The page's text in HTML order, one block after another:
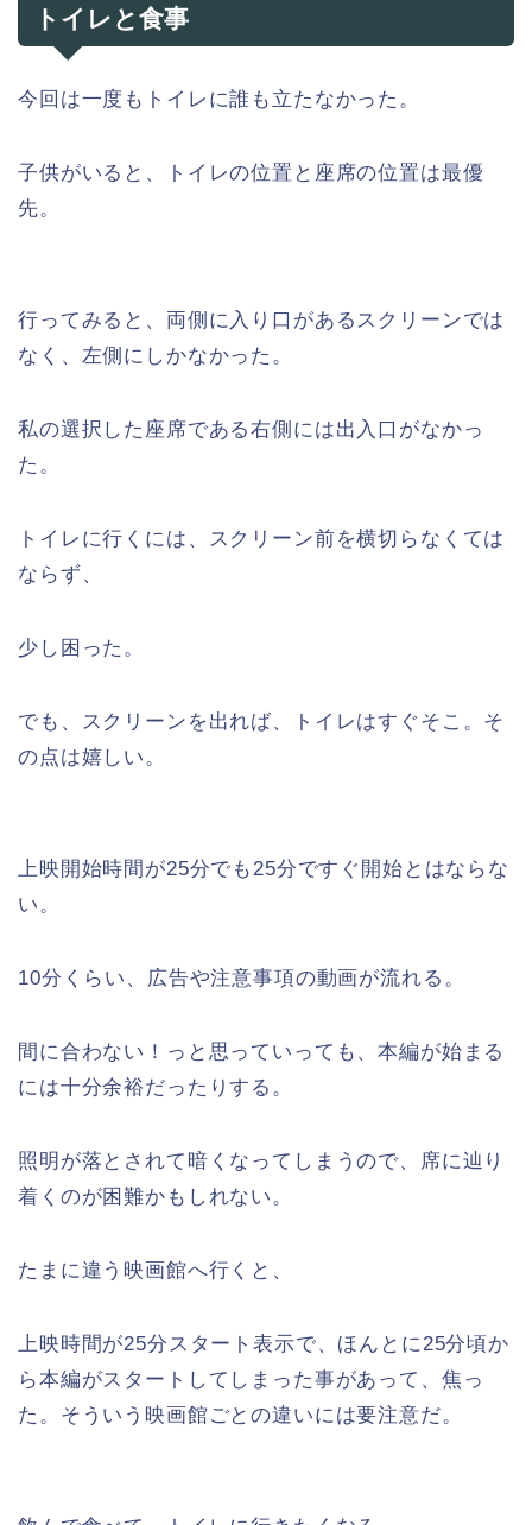
トイレと食事
今回は一度もトイレに誰も立たなかった。
子供がいると、トイレの位置と座席の位置は最優
先。
行ってみると、両側に入り口があるスクリーンでは
なく、左側にしかなかった。
私の選択した座席である右側には出入口がなかっ
た。
トイレに行くには、スクリーン前を横切らなくては
ならず、
少し困った。
でも、スクリーンを出れば、トイレはすぐそこ。そ
の点は嬉しい。
上映開始時間が25分でも25分ですぐ開始とはならな
い。
10分くらい、広告や注意事項の動画が流れる。
間に合わない！っと思っていっても、本編が始まる
には十分余裕だったりする。
照明が落とされて暗くなってしまうので、席に辿り
着くのが困難かもしれない。
たまに違う映画館へ行くと、
上映時間が25分スタート表示で、ほんとに25分頃か
ら本編がスタートしてしまった事があって、焦っ
た。そういう映画館ごとの違いには要注意だ。